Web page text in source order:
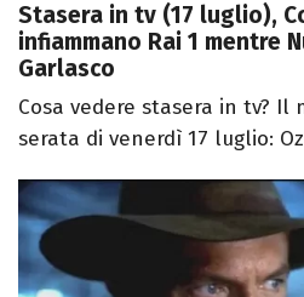
Stasera in tv (17 luglio),
infiammano Rai 1 mentre
Garlasco
Cosa vedere stasera in tv?
serata di venerdì 17 luglio: